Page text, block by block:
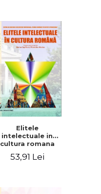
Elitele
intelectuale in
cultura romana
53,91 Lei